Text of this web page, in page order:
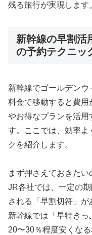
残る旅行が実現します
新幹線の早割活
の予約テクニッ
新幹線でゴールデン
料金で移動すると費用
やお得なプランを活用
す。ここでは、効率よ
クを紹介します。
まず押さえておきたい
JR各社では、一定の
される「早割切符」
新幹線では「早特き
20〜30％程度安くな